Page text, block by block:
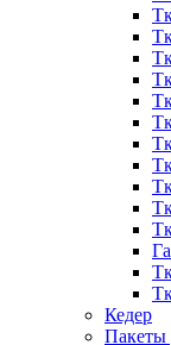
Кедер
Пакеты